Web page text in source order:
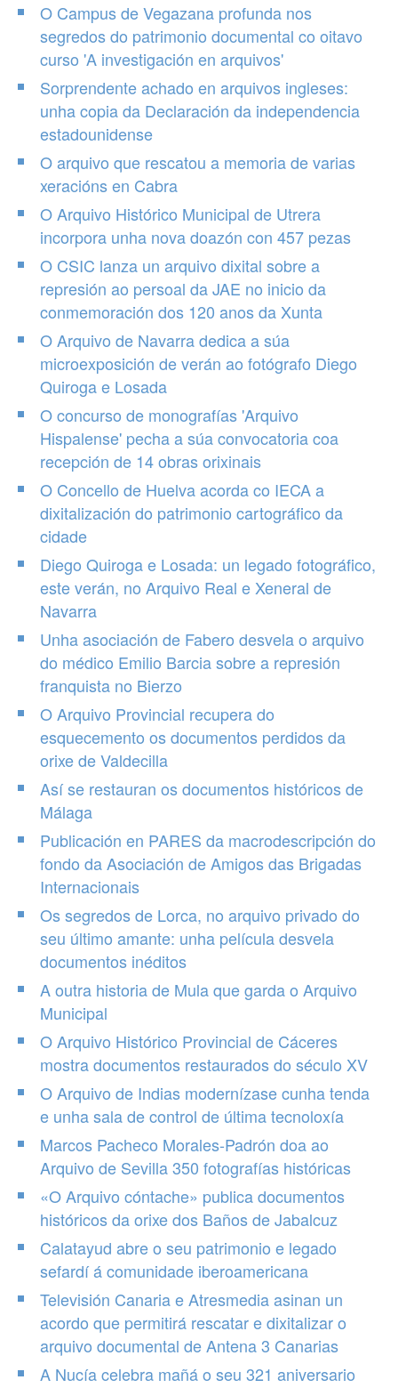
O Campus de Vegazana profunda nos
segredos do patrimonio documental co oitavo
curso 'A investigación en arquivos'
Sorprendente achado en arquivos ingleses:
unha copia da Declaración da independencia
estadounidense
O arquivo que rescatou a memoria de varias
xeracións en Cabra
O Arquivo Histórico Municipal de Utrera
incorpora unha nova doazón con 457 pezas
O CSIC lanza un arquivo dixital sobre a
represión ao persoal da JAE no inicio da
conmemoración dos 120 anos da Xunta
O Arquivo de Navarra dedica a súa
microexposición de verán ao fotógrafo Diego
Quiroga e Losada
O concurso de monografías 'Arquivo
Hispalense' pecha a súa convocatoria coa
recepción de 14 obras orixinais
O Concello de Huelva acorda co IECA a
dixitalización do patrimonio cartográfico da
cidade
Diego Quiroga e Losada: un legado fotográfico,
este verán, no Arquivo Real e Xeneral de
Navarra
Unha asociación de Fabero desvela o arquivo
do médico Emilio Barcia sobre a represión
franquista no Bierzo
O Arquivo Provincial recupera do
esquecemento os documentos perdidos da
orixe de Valdecilla
Así se restauran os documentos históricos de
Málaga
Publicación en PARES da macrodescripción do
fondo da Asociación de Amigos das Brigadas
Internacionais
Os segredos de Lorca, no arquivo privado do
seu último amante: unha película desvela
documentos inéditos
A outra historia de Mula que garda o Arquivo
Municipal
O Arquivo Histórico Provincial de Cáceres
mostra documentos restaurados do século XV
O Arquivo de Indias modernízase cunha tenda
e unha sala de control de última tecnoloxía
Marcos Pacheco Morales-Padrón doa ao
Arquivo de Sevilla 350 fotografías históricas
«O Arquivo cóntache» publica documentos
históricos da orixe dos Baños de Jabalcuz
Calatayud abre o seu patrimonio e legado
sefardí á comunidade iberoamericana
Televisión Canaria e Atresmedia asinan un
acordo que permitirá rescatar e dixitalizar o
arquivo documental de Antena 3 Canarias
A Nucía celebra mañá o seu 321 aniversario